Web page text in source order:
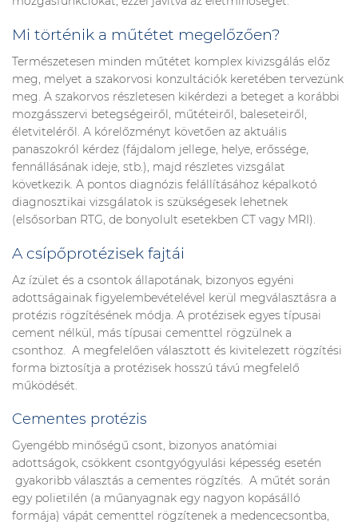
Mi történik a műtétet megelőzően?
Természetesen minden műtétet komplex kivizsgálás előz
meg, melyet a szakorvosi konzultációk keretében tervezünk
meg. A szakorvos részletesen kikérdezi a beteget a korábbi
mozgásszervi betegségeiről, műtéteiről, baleseteiről,
életviteléről. A kórelőzményt követően az aktuális
panaszokról kérdez (fájdalom jellege, helye, erőssége,
fennállásának ideje, stb.), majd részletes vizsgálat
következik. A pontos diagnózis felállításához képalkotó
diagnosztikai vizsgálatok is szükségesek lehetnek
(elsősorban RTG, de bonyolult esetekben CT vagy MRI).
A csípőprotézisek fajtái
Az ízület és a csontok állapotának, bizonyos egyéni
adottságainak figyelembevételével kerül megválasztásra a
protézis rögzítésének módja. A protézisek egyes típusai
cement nélkül, más típusai cementtel rögzülnek a
csonthoz. A megfelelően választott és kivitelezett rögzítési
forma biztosítja a protézisek hosszú távú megfelelő
működését.
Cementes protézis
Gyengébb minőségű csont, bizonyos anatómiai
adottságok, csökkent csontgyógyulási képesség esetén
gyakoribb választás a cementes rögzítés. A műtét során
egy polietilén (a műanyagnak egy nagyon kopásálló
formája) vápát cementtel rögzítenek a medencecsontba,